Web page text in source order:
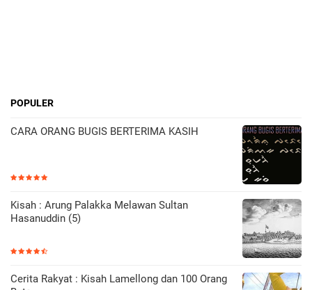
POPULER
CARA ORANG BUGIS BERTERIMA KASIH
Kisah : Arung Palakka Melawan Sultan
Hasanuddin (5)
Cerita Rakyat : Kisah Lamellong dan 100 Orang